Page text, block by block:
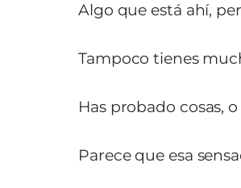
Algo que está ahí,
Tampoco tienes
Has probado cosas,
Parece que esa